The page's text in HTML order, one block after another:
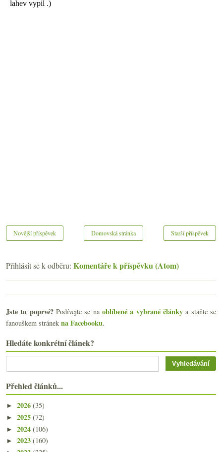
Novější příspěvek Starší příspěvek
Domovská stránka
Přihlásit se k odběru: Komentáře k příspěvku (Atom)
Jste tu poprvé?Podívejte se naoblíbené a vybrané články a staňte se
fanouškem stránek na Facebooku.
Hledáte konkrétní článek?
Přehled článků...
► 2026 (35)
► 2025 (72)
► 2024 (106)
► 2023 (160)